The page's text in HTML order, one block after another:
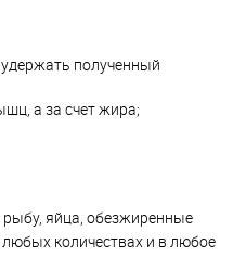
полученный
а за счет жира;
яйца, обезжиренные
количествах и в любое